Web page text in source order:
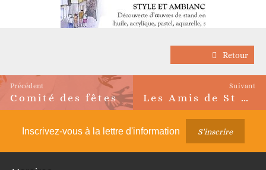
Retour
Précédent
Article
précédent :
Comité des fêtes
Suivant
Article
suivant :
Les Amis de St Martin d’Arc
Inscrivez-vous à la lettre d'information S'inscrire